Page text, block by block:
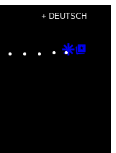
+ DEUTSCH
Instagram
TikTok
YouTube
Google